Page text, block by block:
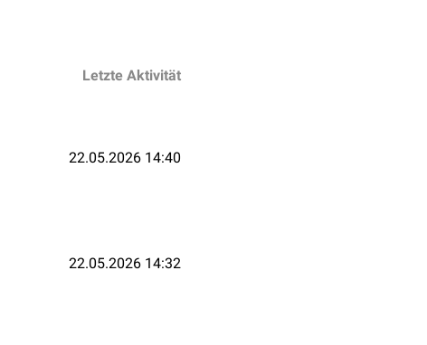
Letzte Aktivität
22.05.2026 14:40
22.05.2026 14:32